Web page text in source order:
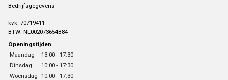
Bedrijfsgegevens
kvk. 70719411
BTW: NL002073654B84
Openingstijden
Maandag
13:00 - 17:30
Dinsdag
10:00 - 17:30
Woensdag 10:00 - 17:30